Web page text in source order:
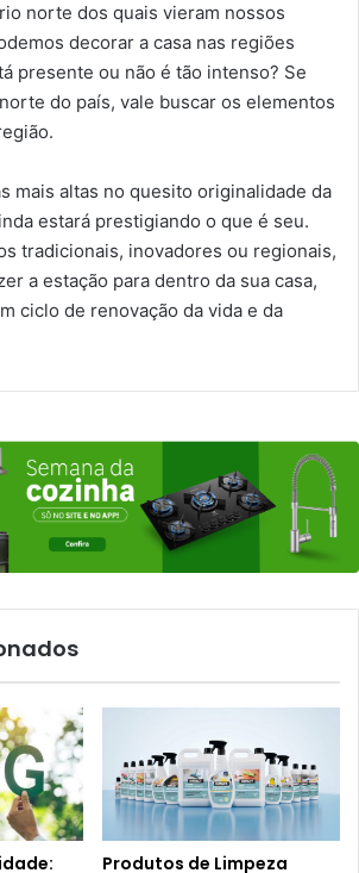
norte dos quais vieram nossos
decorar a casa nas regiões
presente ou não é tão intenso? Se
do país, vale buscar os elementos
mais altas no quesito originalidade da
estará prestigiando o que é seu.
tradicionais, inovadores ou regionais,
a estação para dentro da sua casa,
ciclo de renovação da vida e da
Produtos de Limpeza